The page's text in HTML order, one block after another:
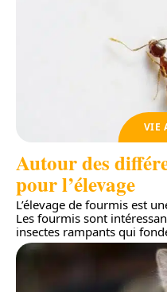
VIE
Autour des
pour l’élevage
L’élevage de fourmis est
Les fourmis sont
insectes rampants qui